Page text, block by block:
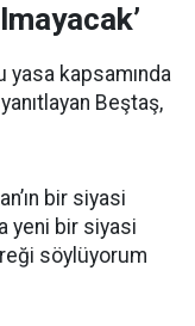
yasa kapsamında
Beştaş,
bir siyasi
yeni bir siyasi
söylüyorum